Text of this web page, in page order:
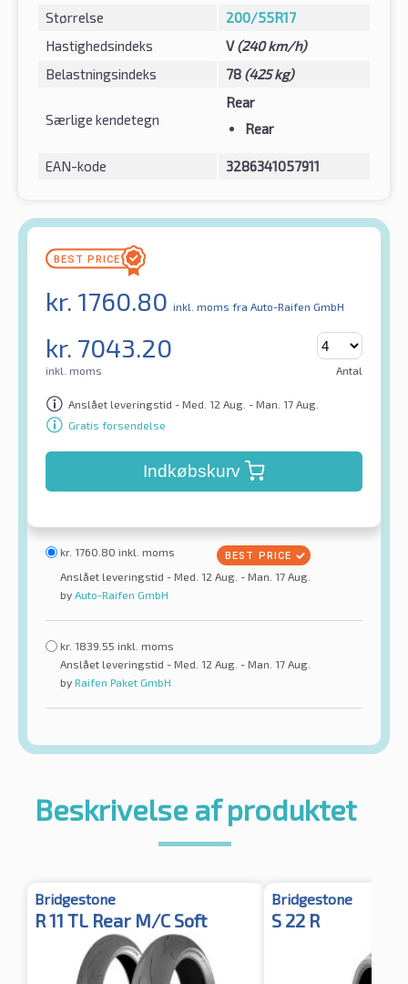
Størrelse
200/55R17
Hastighedsindeks
V(240 km/h)
Belastningsindeks
78 (425 kg)
Særlige kendetegn
Rear
Rear
EAN-kode 3286341057911
kr. 1760.80 inkl. moms fra Auto-Raifen GmbH
kr. 7043.20
inkl. moms Antal
Anslået leveringstid - Med. 12 Aug. - Man. 17 Aug.
Gratis forsendelse
Indkøbskurv
kr. 1760.80 inkl. moms
Anslået leveringstid - Med. 12 Aug. - Man. 17 Aug.
by Auto-Raifen GmbH
kr. 1839.55 inkl. moms
Anslået leveringstid - Med. 12 Aug. - Man. 17 Aug.
by Raifen Paket GmbH
Beskrivelse af produktet
Bridgestone
R 11 TL Rear M/C Soft
Bridgestone
S 22 R